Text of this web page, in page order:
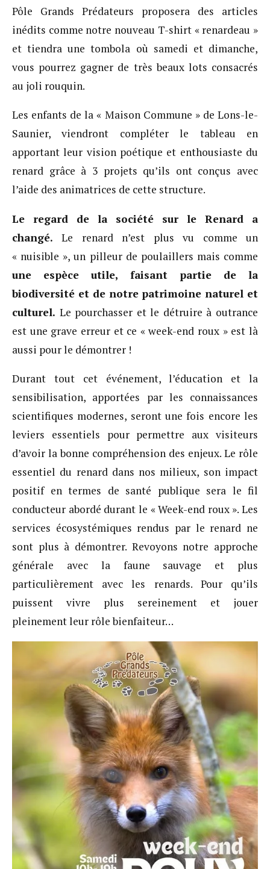
Pôle Grands Prédateurs proposera des articles
inédits comme notre nouveau T-shirt « renardeau »
et tiendra une tombola où samedi et dimanche,
vous pourrez gagner de très beaux lots consacrés
au joli rouquin.
Les enfants de la « Maison Commune » de Lons-le-
Saunier, viendront compléter le tableau en
apportant leur vision poétique et enthousiaste du
renard grâce à 3 projets qu’ils ont conçus avec
l’aide des animatrices de cette structure.
Le regard de la société sur le Renard a
changé. Le renard n’est plus vu comme un
« nuisible », un pilleur de poulaillers mais comme
une espèce utile, faisant partie de la
biodiversité et de notre patrimoine naturel et
culturel. Le pourchasser et le détruire à outrance
est une grave erreur et ce « week-end roux » est là
aussi pour le démontrer !
Durant tout cet événement, l’éducation et la
sensibilisation, apportées par les connaissances
scientifiques modernes, seront une fois encore les
leviers essentiels pour permettre aux visiteurs
d’avoir la bonne compréhension des enjeux. Le rôle
essentiel du renard dans nos milieux, son impact
positif en termes de santé publique sera le fil
conducteur abordé durant le « Week-end roux ». Les
services écosystémiques rendus par le renard ne
sont plus à démontrer. Revoyons notre approche
générale avec la faune sauvage et plus
particulièrement avec les renards. Pour qu’ils
puissent vivre plus sereinement et jouer
pleinement leur rôle bienfaiteur…